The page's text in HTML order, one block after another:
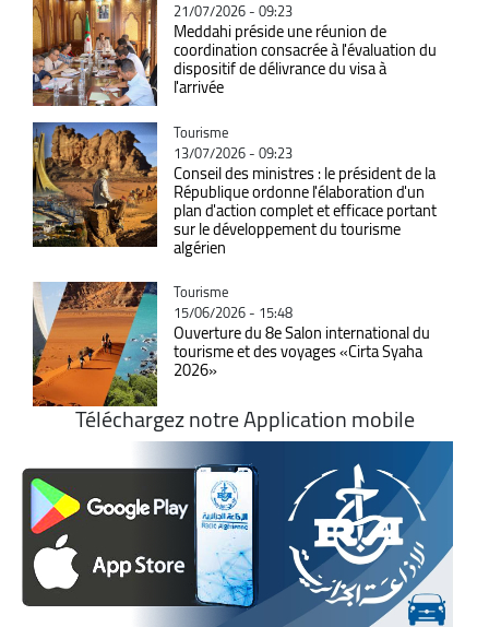
21/07/2026 - 09:23
Meddahi préside une réunion de
coordination consacrée à l'évaluation du
dispositif de délivrance du visa à
l'arrivée
Catégorie
Tourisme
13/07/2026 - 09:23
Conseil des ministres : le président de la
République ordonne l'élaboration d'un
plan d'action complet et efficace portant
sur le développement du tourisme
algérien
Catégorie
Tourisme
15/06/2026 - 15:48
Ouverture du 8e Salon international du
tourisme et des voyages «Cirta Syaha
2026»
Téléchargez notre Application mobile